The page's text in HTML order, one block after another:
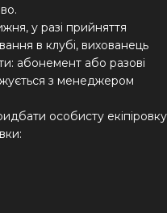
у разі прийняття
в клубі, вихованець
абонемент або разові
з менеджером
особисту